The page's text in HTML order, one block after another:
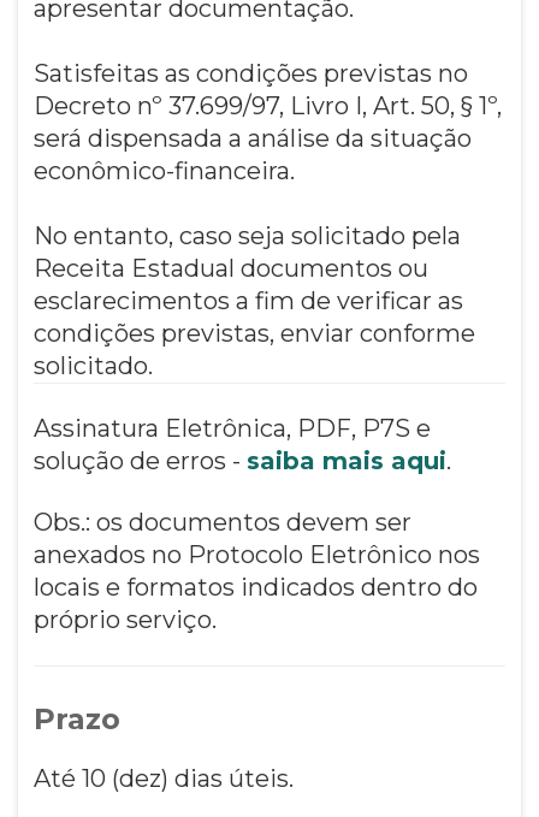
apresentar documentação.
Satisfeitas as condições previstas no
Decreto nº 37.699/97, Livro I, Art. 50, § 1º,
será dispensada a análise da situação
econômico-financeira.
No entanto, caso seja solicitado pela
Receita Estadual documentos ou
esclarecimentos a fim de verificar as
condições previstas, enviar conforme
solicitado.
Assinatura Eletrônica, PDF, P7S e
solução de erros - saiba mais aqui.
Obs.: os documentos devem ser
anexados no Protocolo Eletrônico nos
locais e formatos indicados dentro do
próprio serviço.
Prazo
Até 10 (dez) dias úteis.